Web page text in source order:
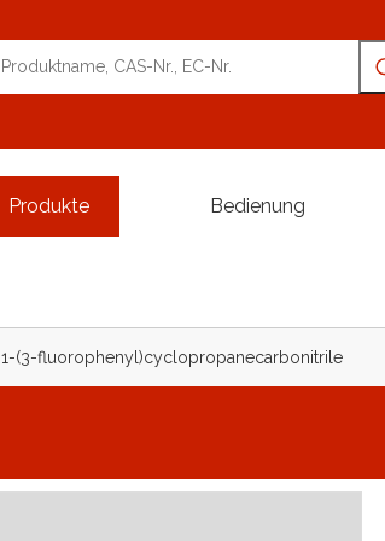
Produkte Bedienung
1-(3-fluorophenyl)cyclopropanecarbonitrile